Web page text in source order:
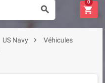
 
0
US Navy 
Véhicules